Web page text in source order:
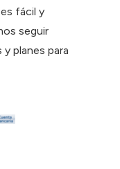
fácil y
seguir
planes para